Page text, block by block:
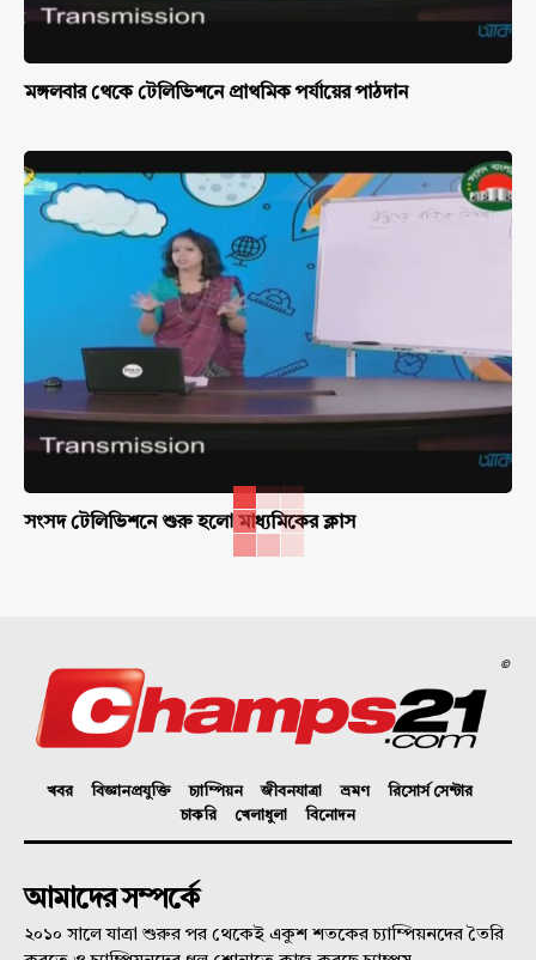
মঙ্গলবার থেকে টেলিভিশনে প্রাথমিক পর্যায়ের পাঠদান
সংসদ টেলিভিশনে শুরু হলো মাধ্যমিকের ক্লাস
©
খবর বিজ্ঞানপ্রযুক্তি চ্যাম্পিয়ন জীবনযাত্রা ভ্রমণ
রিসোর্স সেন্টার
চাকরি
খেলাধুলা বিনোদন
আমাদের সম্পর্কে
২০১০ সালে যাত্রা শুরুর পর থেকেই একুশ শতকের চ্যাম্পিয়নদের তৈরি